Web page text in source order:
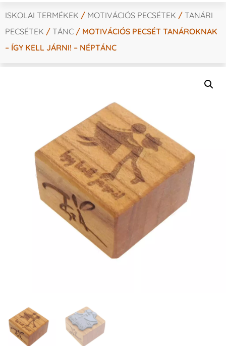
ISKOLAI TERMÉKEK / MOTIVÁCIÓS PECSÉTEK / TANÁRI
PECSÉTEK / TÁNC / MOTIVÁCIÓS PECSÉT TANÁROKNAK
– ÍGY KELL JÁRNI! – NÉPTÁNC